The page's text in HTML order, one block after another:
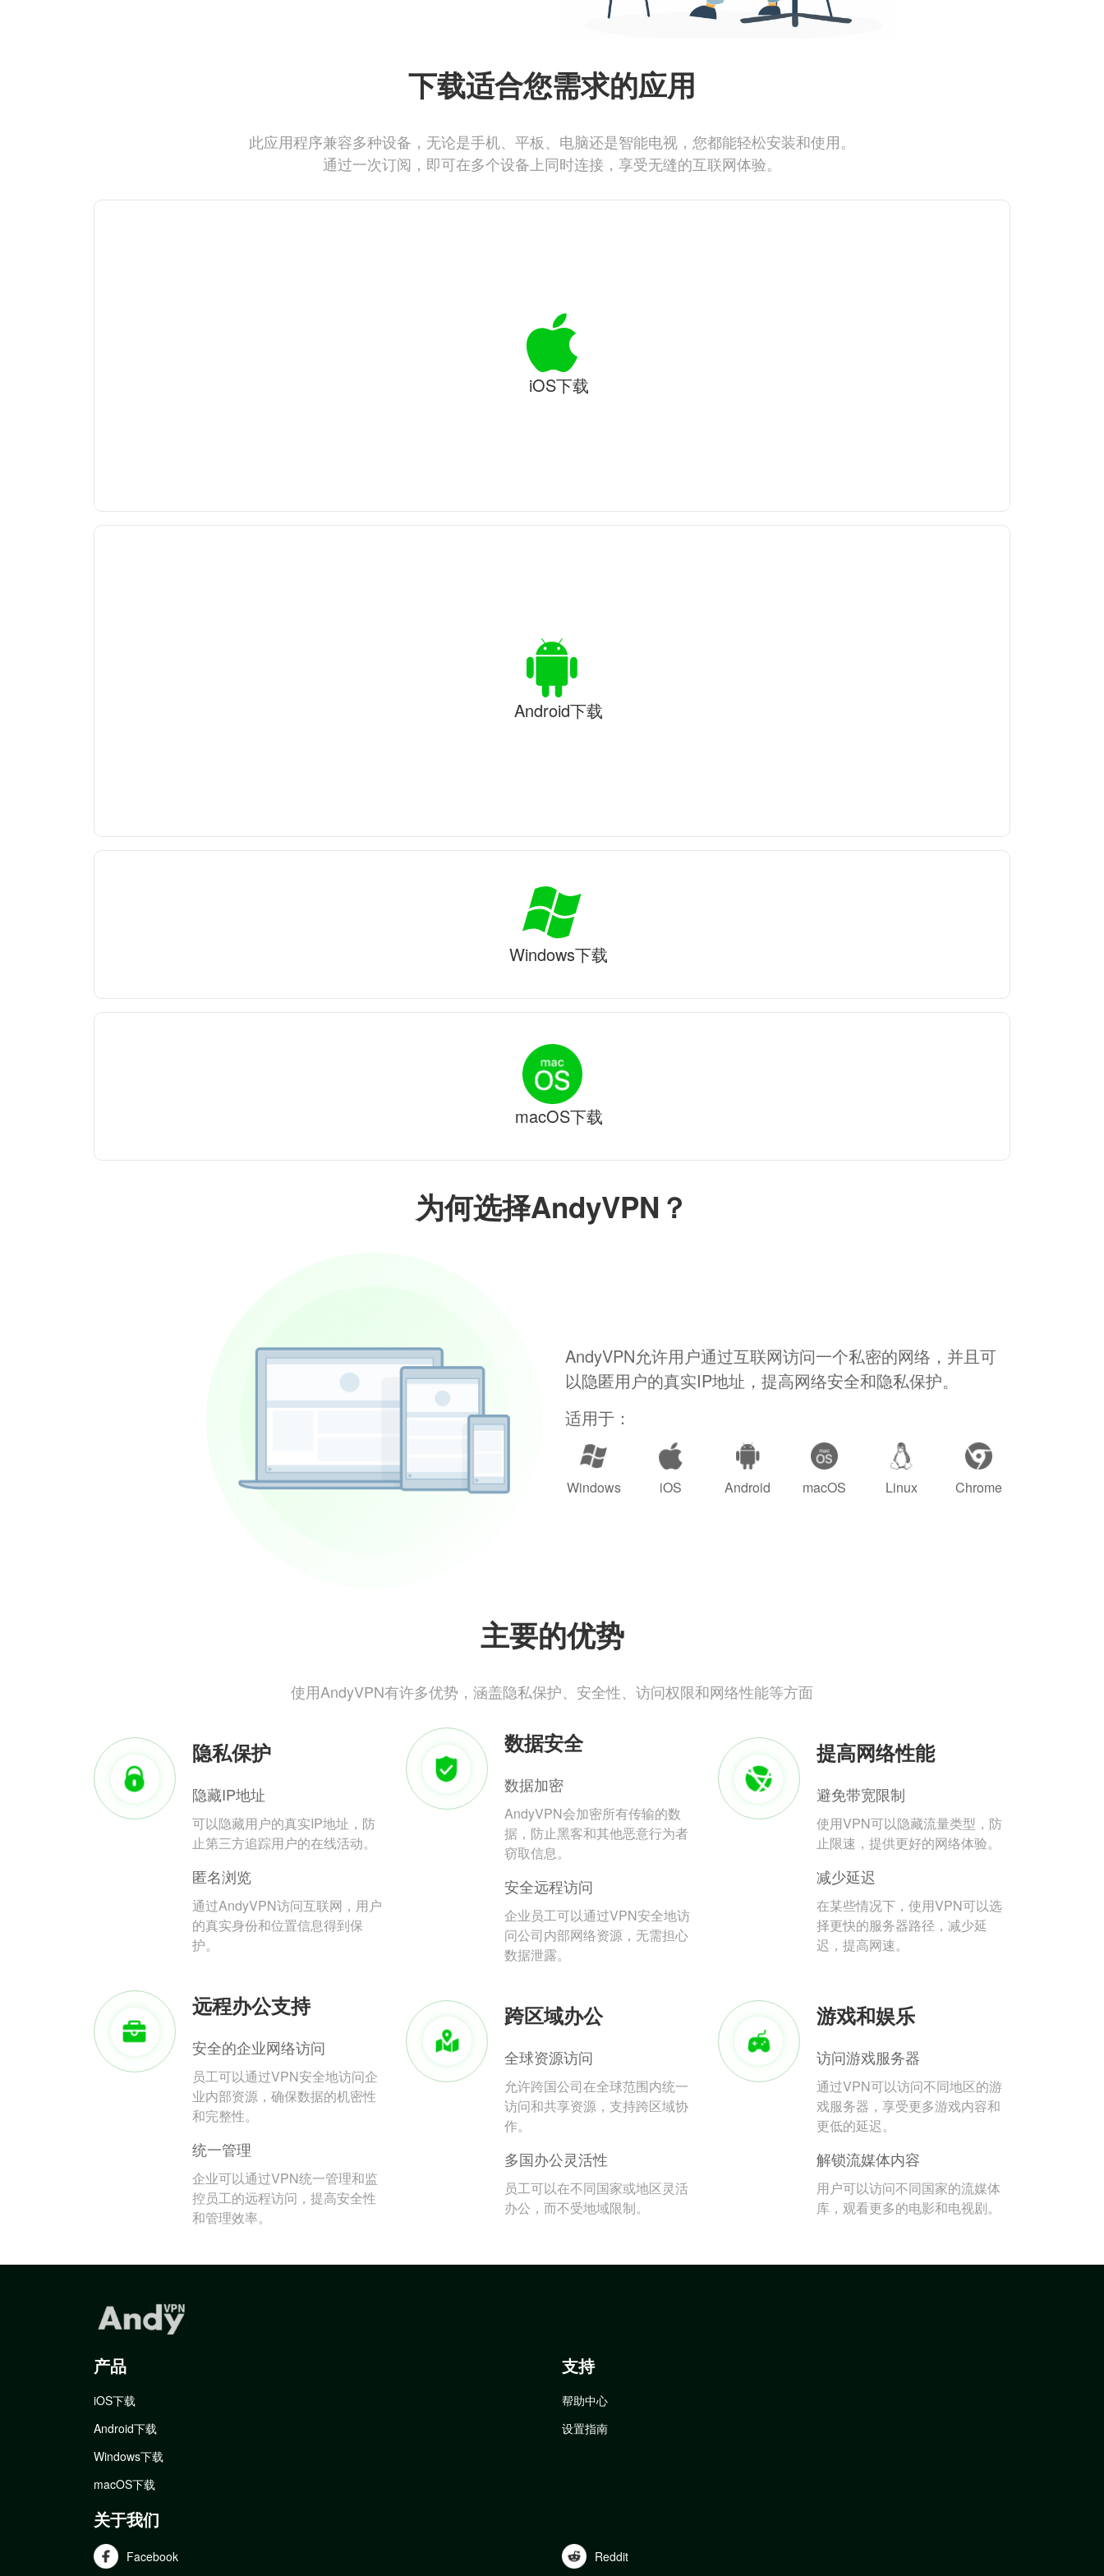
为何选择AndyVPN？
AndyVPN允许用户通过互联网访问一个私密的网络，并且可
以隐匿用户的真实IP地址，提高网络安全和隐私保护。
适用于：
Windows iOS Android macOS Linux Chrome
主要的优势
使用AndyVPN有许多优势，涵盖隐私保护、安全性、访问权限和网络性能等方面
隐私保护
隐藏IP地址
可以隐藏用户的真实IP地址，防
止第三方追踪用户的在线活动。
匿名浏览
通过AndyVPN访问互联网，用户
的真实身份和位置信息得到保
护。
数据安全
数据加密
AndyVPN会加密所有传输的数
据，防止黑客和其他恶意行为者
窃取信息。
安全远程访问
企业员工可以通过VPN安全地访
问公司内部网络资源，无需担心
数据泄露。
提高网络性能
避免带宽限制
使用VPN可以隐藏流量类型，防
止限速，提供更好的网络体验。
减少延迟
在某些情况下，使用VPN可以选
择更快的服务器路径，减少延
迟，提高网速。
远程办公支持
安全的企业网络访问
员工可以通过VPN安全地访问企
业内部资源，确保数据的机密性
和完整性。
统一管理
企业可以通过VPN统一管理和监
控员工的远程访问，提高安全性
和管理效率。
跨区域办公
全球资源访问
允许跨国公司在全球范围内统一
访问和共享资源，支持跨区域协
作。
多国办公灵活性
员工可以在不同国家或地区灵活
办公，而不受地域限制。
游戏和娱乐
访问游戏服务器
通过VPN可以访问不同地区的游
戏服务器，享受更多游戏内容和
更低的延迟。
解锁流媒体内容
用户可以访问不同国家的流媒体
库，观看更多的电影和电视剧。
下载适合您需求的应用
此应用程序兼容多种设备，无论是手机、平板、电脑还是智能电视，您都能轻松安装和使用。
通过一次订阅，即可在多个设备上同时连接，享受无缝的互联网体验。
iOS下载
Android下载
Windows下载
macOS下载
产品
iOS下载
Android下载
Windows下载
macOS下载
支持
帮助中心
设置指南
关于我们
Facebook Reddit